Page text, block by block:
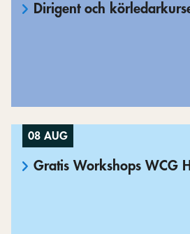
Dirigent och
08 AUG
Gratis Workshops WCG